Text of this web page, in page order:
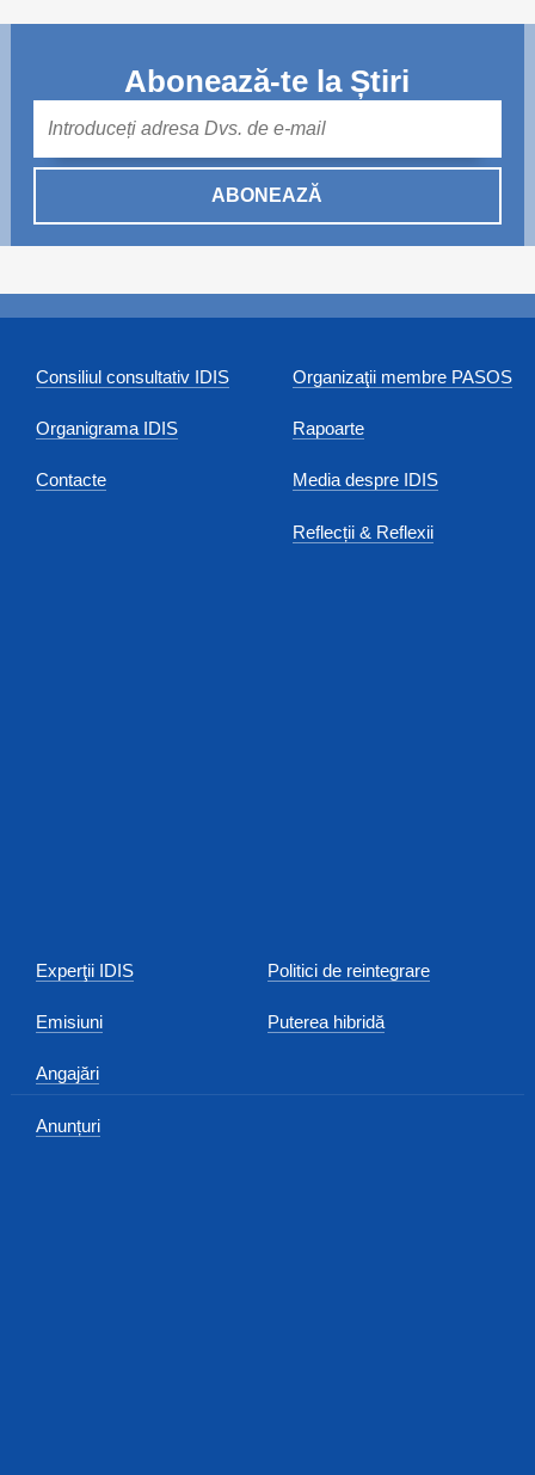
Abonează-te la Știri
ABONEAZĂ
Consiliul consultativ IDIS
Organigrama IDIS
Contacte
Organizaţii membre PASOS
Rapoarte
Media despre IDIS
Reflecții & Reflexii
Experţii IDIS
Emisiuni
Angajări
Anunțuri
Politici de reintegrare
Puterea hibridă